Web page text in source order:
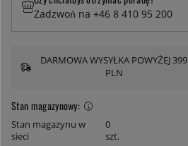
Stan magazynowy:
Stan magazynu w
sieci
0
szt.
Zadzwoń na +46 8 410 95 200
DARMOWA WYSYŁKA POWYŻEJ 399
PLN